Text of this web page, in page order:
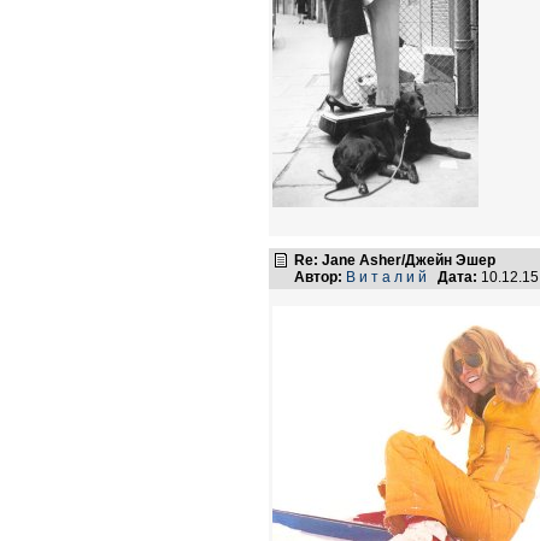
Re: Jane Asher/Джейн Эшер
Автор: В и т а л и й Дата: